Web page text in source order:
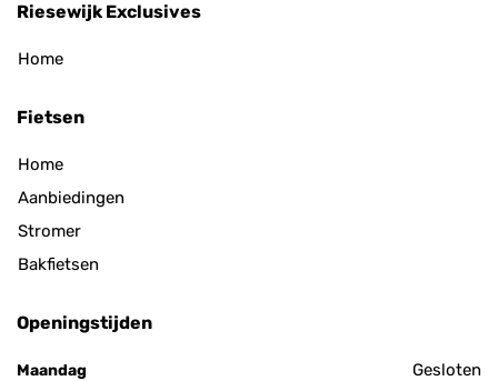
Riesewijk Exclusives
Home
Fietsen
Home
Aanbiedingen
Stromer
Bakfietsen
Openingstijden
Maandag Gesloten